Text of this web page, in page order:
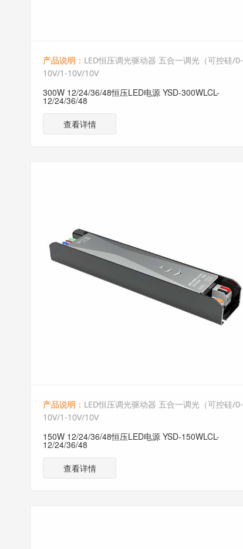
产品说明： LED恒压调光驱动器 五合一调光（可控硅/0-
10V/1-10V/10V
300W 12/24/36/48恒压LED电源 YSD-300WLCL-
12/24/36/48
查看详情
产品说明： LED恒压调光驱动器 五合一调光（可控硅/0-
10V/1-10V/10V
150W 12/24/36/48恒压LED电源 YSD-150WLCL-
12/24/36/48
查看详情